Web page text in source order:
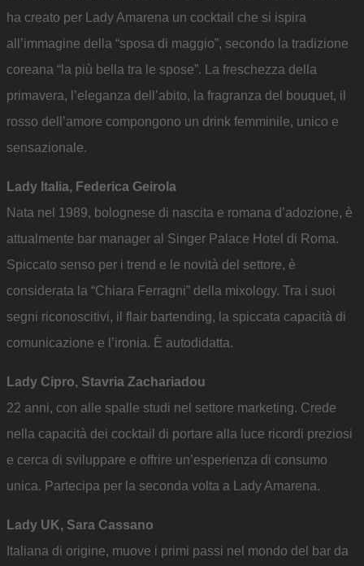
ha creato per Lady Amarena un cocktail che si ispira
all’immagine della “sposa di maggio”, secondo la tradizione
coreana “la più bella tra le spose”. La freschezza della
primavera, l’eleganza dell’abito, la fragranza del bouquet, il
rosso dell’amore compongono un drink femminile, unico e
sensazionale.
Lady Italia, Federica Geirola
Nata nel 1989, bolognese di nascita e romana d’adozione, è
attualmente bar manager al Singer Palace Hotel di Roma.
Spiccato senso per i trend e le novità del settore, è
considerata la “Chiara Ferragni” della mixology. Tra i suoi
segni riconoscitivi, il flair bartending, la spiccata capacità di
comunicazione e l’ironia. È autodidatta.
Lady Cipro, Stavria Zachariadou
22 anni, con alle spalle studi nel settore marketing. Crede
nella capacità dei cocktail di portare alla luce ricordi preziosi
e cerca di sviluppare e offrire un’esperienza di consumo
unica. Partecipa per la seconda volta a Lady Amarena.
Lady UK, Sara Cassano
Italiana di origine, muove i primi passi nel mondo del bar da